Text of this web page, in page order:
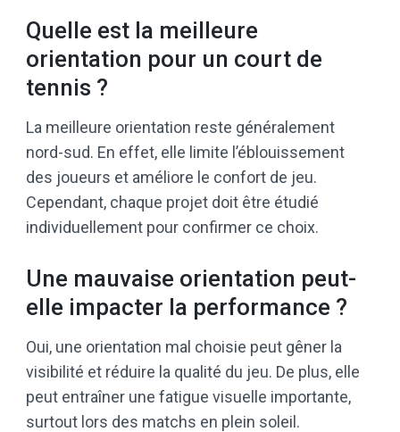
Quelle est la meilleure
orientation pour un court de
tennis ?
La meilleure orientation reste généralement
nord-sud. En effet, elle limite l’éblouissement
des joueurs et améliore le confort de jeu.
Cependant, chaque projet doit être étudié
individuellement pour confirmer ce choix.
Une mauvaise orientation peut-
elle impacter la performance ?
Oui, une orientation mal choisie peut gêner la
visibilité et réduire la qualité du jeu. De plus, elle
peut entraîner une fatigue visuelle importante,
surtout lors des matchs en plein soleil.